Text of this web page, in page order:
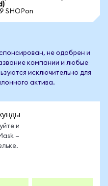
SHOPon
не одобрен и
компании и любые
исключительно для
актива.
и
—